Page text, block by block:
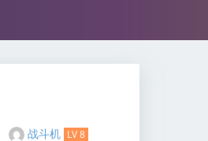
战斗机 LV 8